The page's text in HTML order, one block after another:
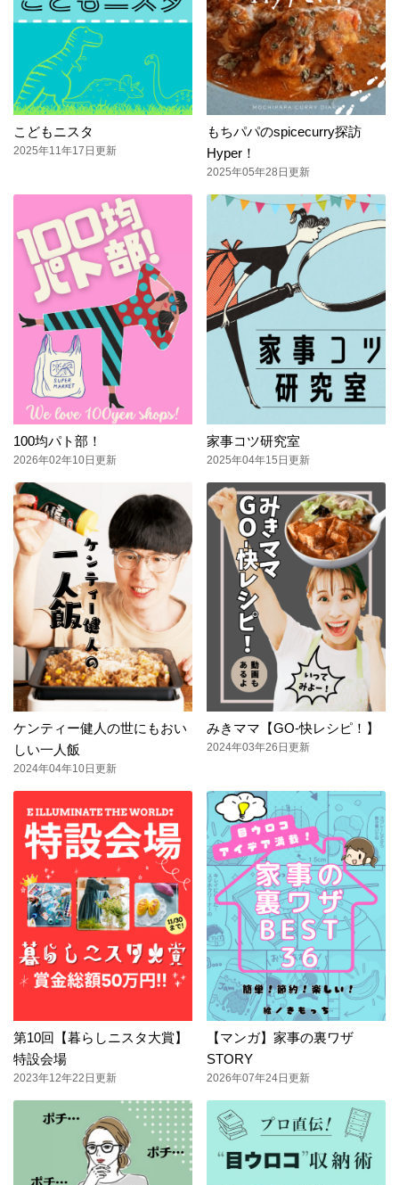
こどもニスタ
2025年11年17日更新
もちパパのspicecurry探訪
Hyper！
2025年05年28日更新
100均パト部！
2026年02年10日更新
家事コツ研究室
2025年04年15日更新
ケンティー健人の世にもおい
しい一人飯
2024年04年10日更新
みきママ【GO-快レシピ！】
2024年03年26日更新
第10回【暮らしニスタ大賞】
特設会場
2023年12年22日更新
【マンガ】家事の裏ワザ
STORY
2026年07年24日更新